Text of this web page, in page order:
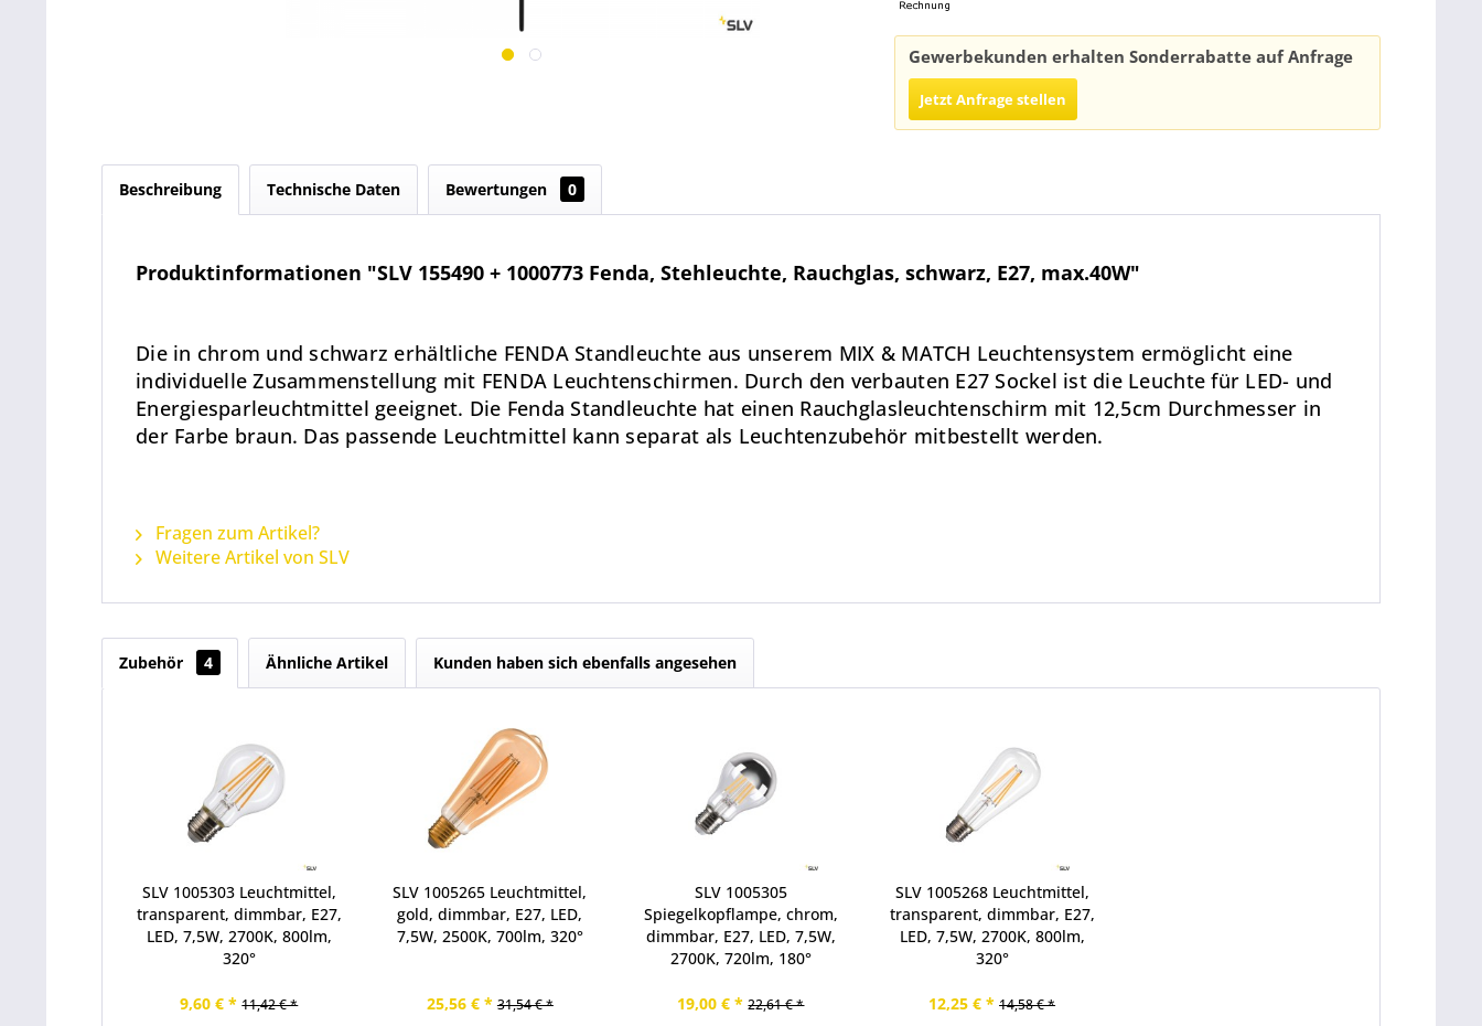
Gewerbekunden erhalten Sonderrabatte auf Anfrage
Jetzt Anfrage stellen
Beschreibung Technische Daten Bewertungen 0
Produktinformationen "SLV 155490 + 1000773 Fenda, Stehleuchte, Rauchglas, schwarz, E27, max.40W"
Die in chrom und schwarz erhältliche FENDA Standleuchte aus unserem MIX & MATCH Leuchtensystem ermöglicht eine
individuelle Zusammenstellung mit FENDA Leuchtenschirmen. Durch den verbauten E27 Sockel ist die Leuchte für LED- und
Energiesparleuchtmittel geeignet. Die Fenda Standleuchte hat einen Rauchglasleuchtenschirm mit 12,5cm Durchmesser in
der Farbe braun. Das passende Leuchtmittel kann separat als Leuchtenzubehör mitbestellt werden.
Fragen zum Artikel?
Weitere Artikel von SLV
Zubehör 4 Ähnliche Artikel Kunden haben sich ebenfalls angesehen
SLV 1005303 Leuchtmittel,
transparent, dimmbar, E27,
LED, 7,5W, 2700K, 800lm,
320°
9,60 € * 11,42 € *
SLV 1005265 Leuchtmittel,
gold, dimmbar, E27, LED,
7,5W, 2500K, 700lm, 320°
25,56 € * 31,54 € *
SLV 1005305
Spiegelkopflampe, chrom,
dimmbar, E27, LED, 7,5W,
2700K, 720lm, 180°
19,00 € * 22,61 € *
SLV 1005268 Leuchtmittel,
transparent, dimmbar, E27,
LED, 7,5W, 2700K, 800lm,
320°
12,25 € * 14,58 € *